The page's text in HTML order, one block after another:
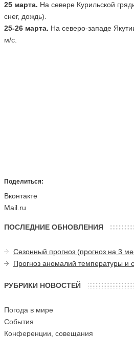
25 марта. На севере Курильской
снег, дождь).
25-26 марта. На северо-западе
м/с.
Поделиться:
Вконтакте
Mail.ru
ПОСЛЕДНИЕ ОБНОВЛЕНИЯ
Сезонный прогноз (прогноз на 3
Прогноз аномалий температуры и
РУБРИКИ НОВОСТЕЙ
Погода в мире
События
Конференции, совещания